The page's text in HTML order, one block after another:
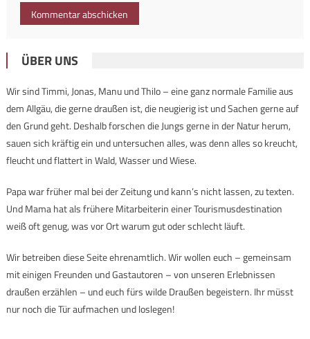
ÜBER UNS
Wir sind Timmi, Jonas, Manu und Thilo – eine ganz normale Familie aus
dem Allgäu, die gerne draußen ist, die neugierig ist und Sachen gerne auf
den Grund geht. Deshalb forschen die Jungs gerne in der Natur herum,
sauen sich kräftig ein und untersuchen alles, was denn alles so kreucht,
fleucht und flattert in Wald, Wasser und Wiese.
Papa war früher mal bei der Zeitung und kann’s nicht lassen, zu texten.
Und Mama hat als frühere Mitarbeiterin einer Tourismusdestination
weiß oft genug, was vor Ort warum gut oder schlecht läuft.
Wir betreiben diese Seite ehrenamtlich. Wir wollen euch – gemeinsam
mit einigen Freunden und Gastautoren – von unseren Erlebnissen
draußen erzählen – und euch fürs wilde Draußen begeistern. Ihr müsst
nur noch die Tür aufmachen und loslegen!